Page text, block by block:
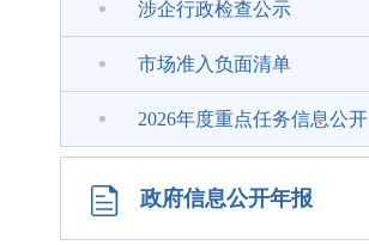
涉企行政检查公示
市场准入负面清单
2026年度重点任务信息公开
政府信息公开年报